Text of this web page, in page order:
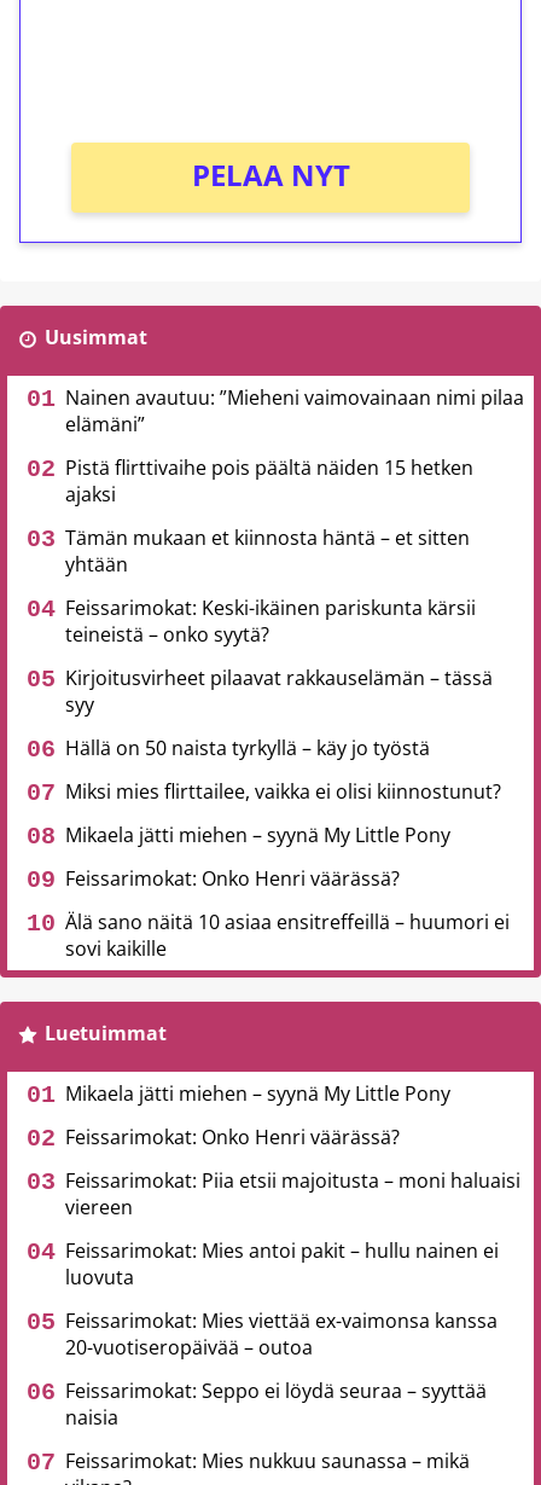
PELAA NYT
Uusimmat
Nainen avautuu: ”Mieheni vaimovainaan nimi pilaa
elämäni”
Pistä flirttivaihe pois päältä näiden 15 hetken
ajaksi
Tämän mukaan et kiinnosta häntä – et sitten
yhtään
Feissarimokat: Keski-ikäinen pariskunta kärsii
teineistä – onko syytä?
Kirjoitusvirheet pilaavat rakkauselämän – tässä
syy
Hällä on 50 naista tyrkyllä – käy jo työstä
Miksi mies flirttailee, vaikka ei olisi kiinnostunut?
Mikaela jätti miehen – syynä My Little Pony
Feissarimokat: Onko Henri väärässä?
Älä sano näitä 10 asiaa ensitreffeillä – huumori ei
sovi kaikille
Luetuimmat
Mikaela jätti miehen – syynä My Little Pony
Feissarimokat: Onko Henri väärässä?
Feissarimokat: Piia etsii majoitusta – moni haluaisi
viereen
Feissarimokat: Mies antoi pakit – hullu nainen ei
luovuta
Feissarimokat: Mies viettää ex-vaimonsa kanssa
20-vuotiseropäivää – outoa
Feissarimokat: Seppo ei löydä seuraa – syyttää
naisia
Feissarimokat: Mies nukkuu saunassa – mikä